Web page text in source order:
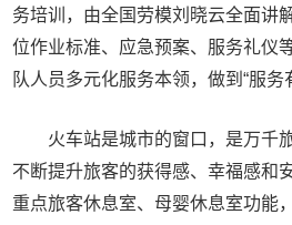
务培训，由全国劳模刘晓云全面讲
位作业标准、应急预案、服务礼仪
队人员多元化服务本领，做到“服务
火车站是城市的窗口，是万千
不断提升旅客的获得感、幸福感和
重点旅客休息室、母婴休息室功能